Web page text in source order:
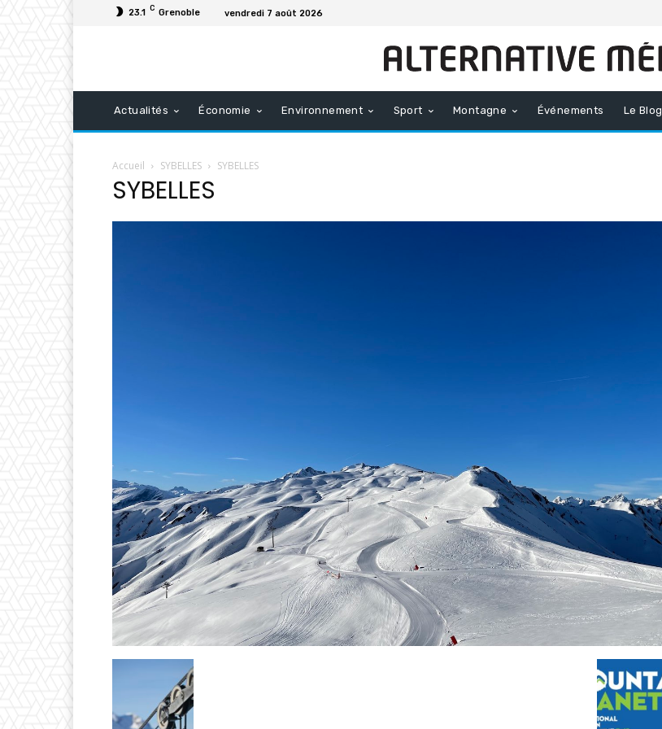
23.1 C Grenoble vendredi 7 août 2026
Actualités Économie Environnement Sport Montagne Événements Le Blog
Accueil SYBELLES SYBELLES
SYBELLES